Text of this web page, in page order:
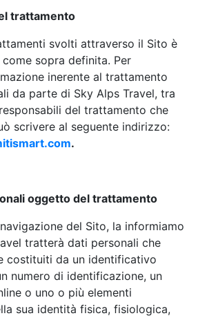
trattamento
svolti attraverso il Sito è
sopra definita. Per
inerente al trattamento
da parte di Sky Alps Travel, tra
del trattamento che
scrivere al seguente indirizzo:
.
oggetto del trattamento
del Sito, la informiamo
tratterà dati personali che
costituiti da un identificativo
numero di identificazione, un
o uno o più elementi
sua identità fisica, fisiologica,